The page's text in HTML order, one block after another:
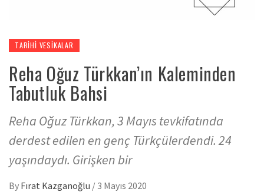
TARIHI VESIKALAR
Reha Oğuz Türkkan’ın Kaleminden
Tabutluk Bahsi
Reha Oğuz Türkkan, 3 Mayıs tevkifatında
derdest edilen en genç Türkçülerdendi. 24
yaşındaydı. Girişken bir
By Fırat Kazganoğlu / 3 Mayıs 2020